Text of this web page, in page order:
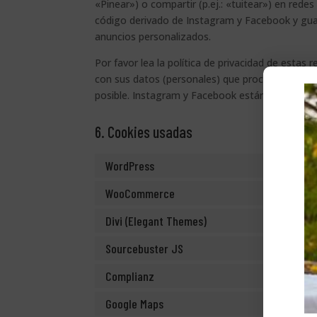
«Pinear») o compartir (p.ej.: «tuitear») en
código derivado de Instagram y Facebook y
anuncios personalizados.
Por favor lea la política de privacidad de estas
con sus datos (personales) que procesan
posible. Instagram y Facebook están ubicados
6. Cookies usadas
WordPress
WooCommerce
Divi (Elegant Themes)
Sourcebuster JS
Complianz
Google Maps